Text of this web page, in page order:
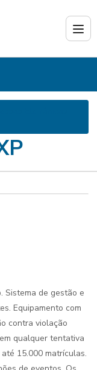
Sistema de gestão e
Equipamento com
contra violação
qualquer tentativa
15.000 matrículas.